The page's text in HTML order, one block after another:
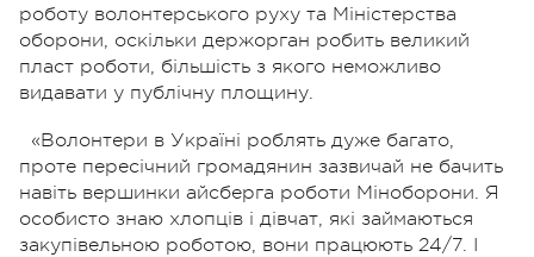
роботу волонтерського руху та Міністерства
оборони, оскільки держорган робить великий
пласт роботи, більшість з якого неможливо
видавати у публічну площину.
«Волонтери в Україні роблять дуже багато,
проте пересічний громадянин зазвичай не бачить
навіть вершинки айсберга роботи Міноборони. Я
особисто знаю хлопців і дівчат, які займаються
закупівельною роботою, вони працюють 24/7. І